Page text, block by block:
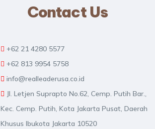
Contact Us
+62 21 4280 5577
+62 813 9954 5758
info@realleaderusa.co.id
Jl. Letjen Suprapto No.62, Cemp. Putih Bar.,
Kec. Cemp. Putih, Kota Jakarta Pusat, Daerah
Khusus Ibukota Jakarta 10520